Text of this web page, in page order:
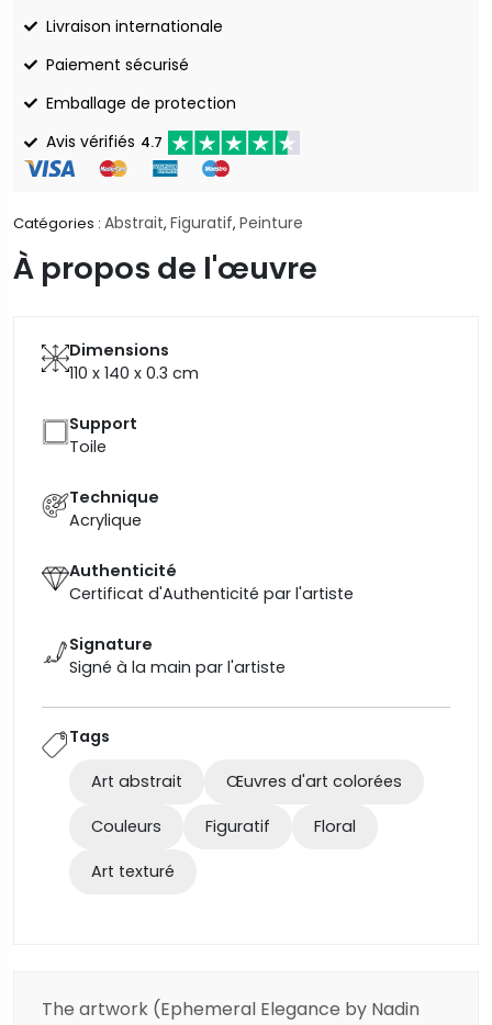
Livraison internationale
Paiement sécurisé
Emballage de protection
Avis vérifiés 4.7
Catégories : Abstrait, Figuratif, Peinture
À propos de l'œuvre
Dimensions
110 x 140 x 0.3 cm
Support
Toile
Technique
Acrylique
Authenticité
Certificat d'Authenticité par l'artiste
Signature
Signé à la main par l'artiste
Tags
Art abstrait Œuvres d'art colorées
Couleurs Figuratif Floral
Art texturé
The artwork (Ephemeral Elegance by Nadin